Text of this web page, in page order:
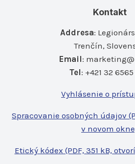
Kontakt
Addresa:
Trenčín,
Email:
Tel: +421 32
Vyhlásenie o
Spracovanie osobných údajov
v novom
Etický kódex (PDF, 351 kB,